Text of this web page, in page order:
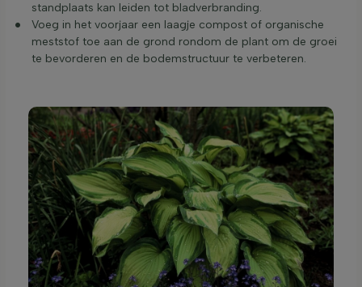
standplaats kan leiden tot bladverbranding.
Voeg in het voorjaar een laagje compost of organische
meststof toe aan de grond rondom de plant om de groei
te bevorderen en de bodemstructuur te verbeteren.